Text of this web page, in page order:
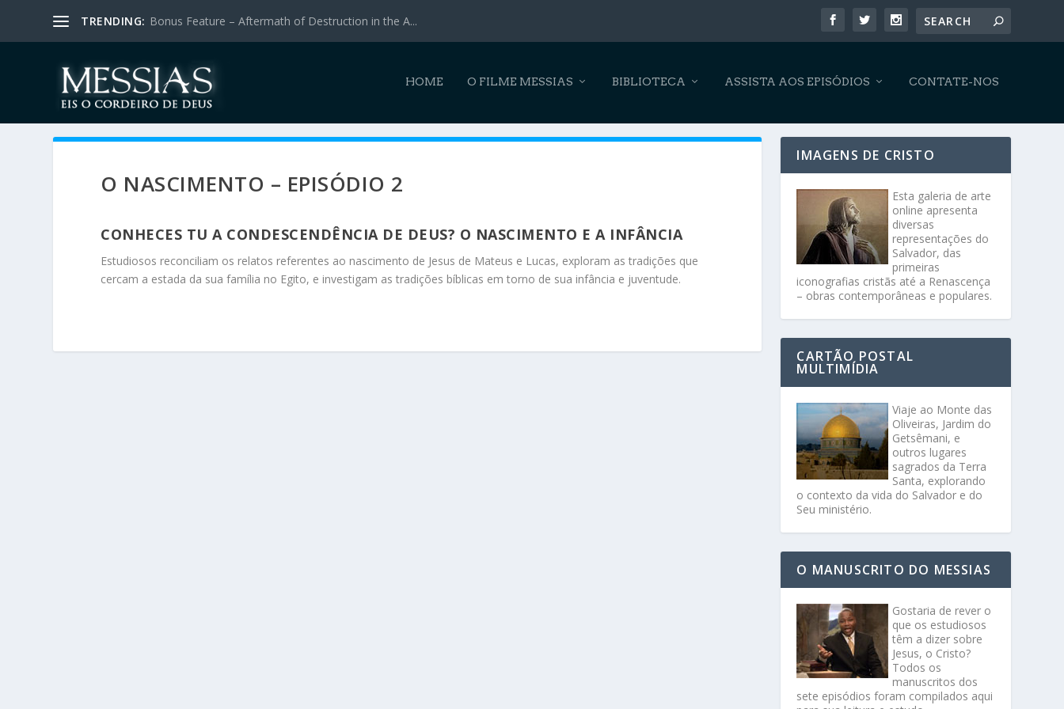
TRENDING: Bonus Feature – Aftermath of Destruction in the A...
HOME O FILME MESSIAS BIBLIOTECA ASSISTA AOS EPISÓDIOS CONTATE-NOS
O NASCIMENTO – EPISÓDIO 2
CONHECES TU A CONDESCENDÊNCIA DE DEUS? O NASCIMENTO E A INFÂNCIA
Estudiosos reconciliam os relatos referentes ao nascimento de Jesus de Mateus e Lucas, exploram as tradições que
cercam a estada da sua família no Egito, e investigam as tradições bíblicas em torno de sua infância e juventude.
IMAGENS DE CRISTO
Esta galeria de arte
online apresenta
diversas
representações do
Salvador, das
primeiras
iconografias cristãs até a Renascença
– obras contemporâneas e populares.
CARTÃO POSTAL
MULTIMÍDIA
Viaje ao Monte das
Oliveiras, Jardim do
Getsêmani, e
outros lugares
sagrados da Terra
Santa, explorando
o contexto da vida do Salvador e do
Seu ministério.
O MANUSCRITO DO MESSIAS
Gostaria de rever o
que os estudiosos
têm a dizer sobre
Jesus, o Cristo?
Todos os
manuscritos dos
sete episódios foram compilados aqui